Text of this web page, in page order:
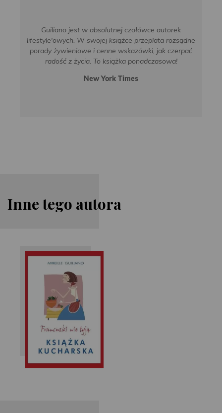
Guiliano jest w absolutnej czołówce autorek
lifestyle'owych. W swojej książce przeplata rozsądne
porady żywieniowe i cenne wskazówki, jak czerpać
radość z życia. To książka ponadczasowa!
New York Times
Inne tego autora
Mireille Guiliano